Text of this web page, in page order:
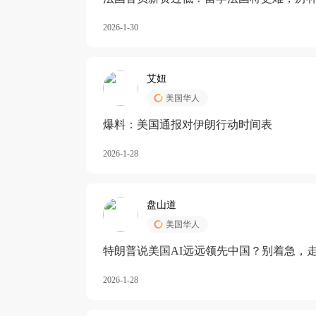
2026-1-30
艾妞
美国华人
爆料：美国通报对伊朗行动时间表
2026-1-28
盘山道
美国华人
特朗普说美国AI远远领先中国？别着急，
2026-1-28